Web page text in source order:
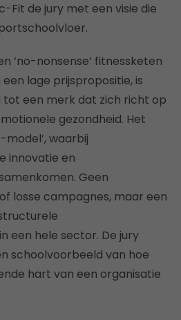
Fit de jury met een visie die
‘no-nonsense’ fitnessketen
lage prijspropositie, is
tot een merk dat zich richt op
gezondheid. Het
model’, waarbij
innovatie en
Geen
losse campagnes, maar een
een hele sector. De jury
schoolvoorbeeld van hoe
hart van een organisatie